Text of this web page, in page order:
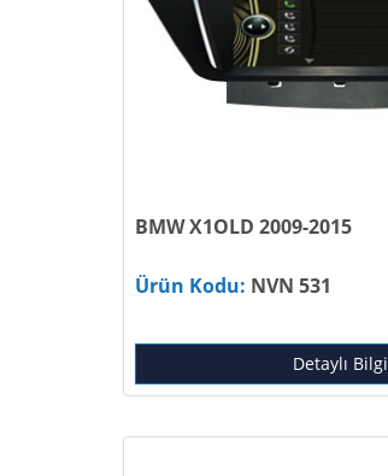
BMW X1OLD 2009-2015
Ürün Kodu: NVN 531
Detaylı Bilgi